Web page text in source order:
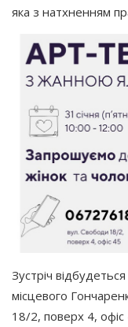
яка з натхненням
Зустріч
місцевого
18/2, поверх 4,